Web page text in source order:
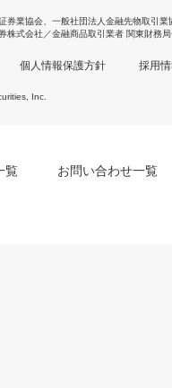
券業協会 一般社団法人金融先物取引業
株式会社／金融商品取引業者 関東財務
個人情報保護方針 採用
Inc.
覧 お問い合わせ一覧